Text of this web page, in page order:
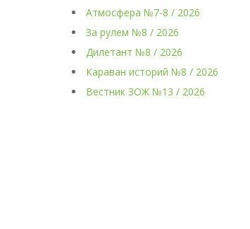
Атмосфера №7-8 / 2026
За рулем №8 / 2026
Дилетант №8 / 2026
Караван историй №8 / 2026
Вестник ЗОЖ №13 / 2026